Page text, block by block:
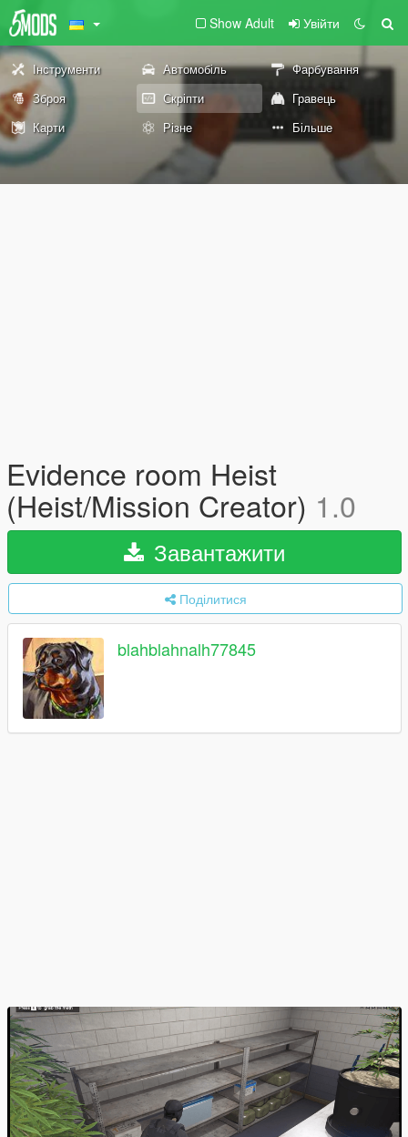
Show Adult Увійти
Інструменти Автомобіль
Фарбування
Зброя
Скріпти
Гравець
Карти
Різне Більше
Evidence room Heist
(Heist/Mission Creator) 1.0
Завантажити
Поділитися
blahblahnalh77845